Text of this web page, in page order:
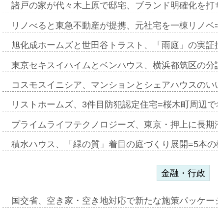
諸戸の家が代々木上原で邸宅、ブランド明確化を
リノべると東急不動産が提携、元社宅を一棟リノ
旭化成ホームズと世田谷トラスト、「雨庭」の実
東京セキスイハイムとベンハウス、横浜都筑区の
コスモスイニシア、マンションとシェアハウスの
リストホームズ、3件目防犯認定住宅=桜木町周辺
プライムライフテクノロジーズ、東京・押上に長
積水ハウス、「緑の質」着目の庭づくり展開=5本
金融・行政
国交省、空き家・空き地対応で新たな施策パッケ